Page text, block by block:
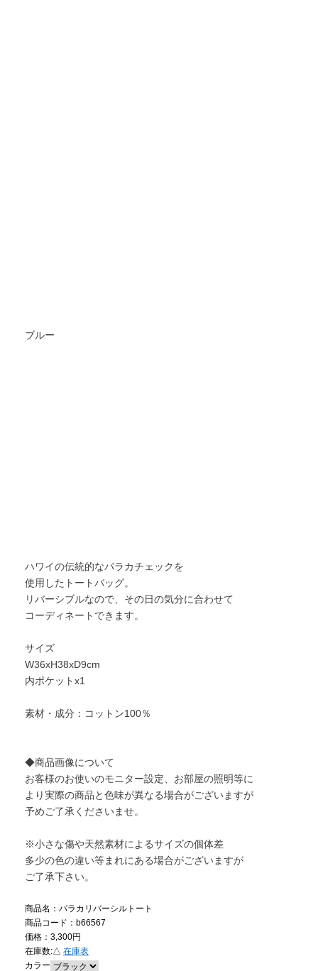
ブルー
ハワイの伝統的なパラカチェックを
使用したトートバッグ。
リバーシブルなので、その日の気分に合わせて
コーディネートできます。
サイズ
W36xH38xD9cm
内ポケットx1
素材・成分：コットン100％
◆商品画像について
お客様のお使いのモニター設定、お部屋の照明等に
より実際の商品と色味が異なる場合がございますが
予めご了承くださいませ。
※小さな傷や天然素材によるサイズの個体差
多少の色の違い等まれにある場合がございますが
ご了承下さい。
商品名：パラカリバーシルトート
商品コード：b66567
価格：3,300円
在庫数:△ 在庫表
カラー